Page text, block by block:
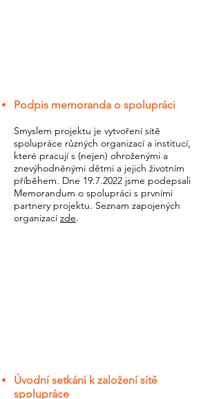
Podpis memoranda o spolupráci
Smyslem projektu je vytvoření sítě
spolupráce různých organizací a institucí,
které pracují s (nejen) ohroženými a
znevýhodněnými dětmi a jejich životním
příběhem. Dne 19.7.2022 jsme podepsali
Memorandum o spolupráci s prvními
partnery projektu. Seznam zapojených
organizacízde.
Úvodní setkání k založení sítě
spolupráce